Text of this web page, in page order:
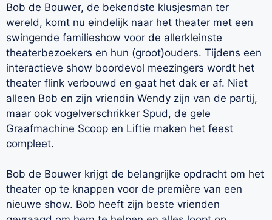
Bob de Bouwer, de bekendste klusjesman ter
wereld, komt nu eindelijk naar het theater met een
swingende familieshow voor de allerkleinste
theaterbezoekers en hun (groot)ouders. Tijdens een
interactieve show boordevol meezingers wordt het
theater flink verbouwd en gaat het dak er af. Niet
alleen Bob en zijn vriendin Wendy zijn van de partij,
maar ook vogelverschrikker Spud, de gele
Graafmachine Scoop en Liftie maken het feest
compleet.
Bob de Bouwer krijgt de belangrijke opdracht om het
theater op te knappen voor de première van een
nieuwe show. Bob heeft zijn beste vrienden